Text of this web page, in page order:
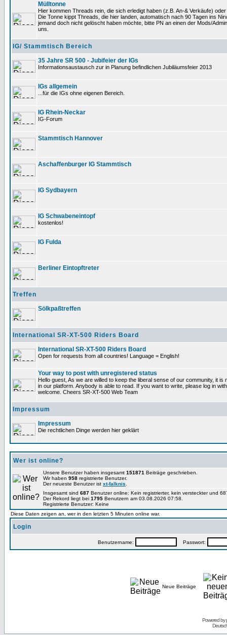
Mülltonne
Hier kommen Threads rein, die sich erledigt haben (z.B. An-& Verkäufe)
Die Tonne kippt Threads, die hier landen, automatisch nach 90 Tagen ins
jemand doch nicht gelöscht haben möchte, bitte PN an einen der Mods/
uns.
IG/ Stammtisch Bereich
35 Jahre SR 500 - Jubifeier der IGs
Informationsaustausch zur in Planung befindlichen Jubiläumsfeier 2013
IGs allgemein
...für die IGs ohne eigenen Bereich.
IG Rhein-Neckar
IG-Forum
Stammtisch Hannover
Aschaffenburger IG Stammtisch
IG Sydbayern
IG Schwabeneintopf
kostenlos!
IG Fulda
Berliner Eintopftreter
Treffen
Sölkpaßtreffen
International SR-XT-500 Riders Board
International SR-XT-500 Riders Board
Open for requests from all countries! Language = English!
Your way to post with unregistered status
Hello guest, As we are willed to keep the liberal sense of our community, it
in our platform. Anybody is able to read. If you want to write, please log in
welcome. Cheers SR-XT-500 Web Team
Impressum
Impressum
Die rechtlichen Dinge werden hier geklärt
Wer ist online?
Unsere Benutzer haben insgesamt 151871 Beiträge geschrieben.
Wir haben 958 registrierte Benutzer.
Der neueste Benutzer ist xt-falknis
Insgesamt sind 687 Benutzer online: Kein registrierter, kein versteckter und
Der Rekord liegt bei 1795 Benutzern am 03.08.2026 07:58.
Registrierte Benutzer: Keine
Diese Daten zeigen an, wer in den letzten 5 Minuten online war.
Login
Benutzername: Passwort:
Neue Beiträge
Powered by